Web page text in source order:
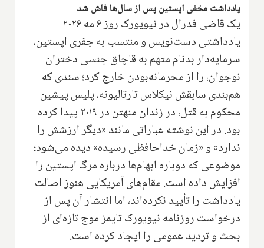
یادداشت مخفی اپستین پس از سال‌ها فاش شد
یک قاضی فدرال در نیویورک روز ۶ مه ۲۰۲۶
یادداشتی دست‌نویس و منتسب به جفری اپستین،
سرمایه‌دار بدنام متهم به قاچاق جنسی دختران
نوجوان، را از محرمانه‌بودن خارج کرد؛ سندی که
هم‌بندی سابقش نیکلاس تارتالیونه، پلیس پیشین
محکوم به قتل، در زندان منهتن در ۲۰۱۹ پیدا کرده
بود. در این نوشته عباراتی مانند «دیگر ارزشش را
ندارد» و «زمان خداحافظی رسیده» دیده می‌شود؛
موضوعی که دوباره ابهام‌ها درباره مرگ اپستین را
افزایش داده است. مقام‌های آمریکایی هنوز اصالت
یادداشت را تأیید نکرده‌اند، اما انتشار آن پس از
درخواست روزنامه نیویورک تایمز موج تازه‌ای از
بحث و تردید عمومی را ایجاد کرده است.